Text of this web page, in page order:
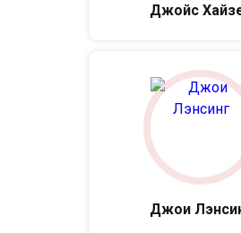
Джойс
Джои